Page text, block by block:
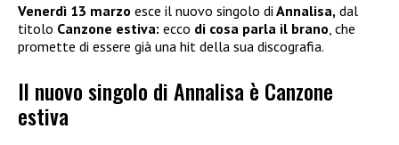
Venerdì 13 marzo esce il nuovo singolo di Annalisa, dal
titolo Canzone estiva: ecco di cosa parla il brano , che
promette di essere già una hit della sua discografia.
Il nuovo singolo di Annalisa è Canzone
estiva